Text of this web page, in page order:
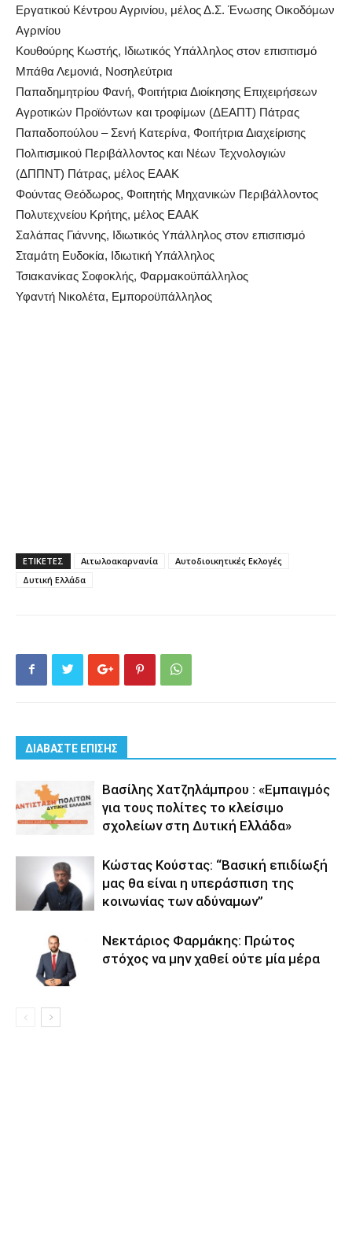
Εργατικού Κέντρου Αγρινίου, μέλος Δ.Σ. Ένωσης Οικοδόμων
Αγρινίου
Κουθούρης Κωστής, Ιδιωτικός Υπάλληλος στον επισιτισμό
Μπάθα Λεμονιά, Νοσηλεύτρια
Παπαδημητρίου Φανή, Φοιτήτρια Διοίκησης Επιχειρήσεων
Αγροτικών Προϊόντων και τροφίμων (ΔΕΑΠΤ) Πάτρας
Παπαδοπούλου – Σενή Κατερίνα, Φοιτήτρια Διαχείρισης
Πολιτισμικού Περιβάλλοντος και Νέων Τεχνολογιών
(ΔΠΠΝΤ) Πάτρας, μέλος ΕΑΑΚ
Φούντας Θεόδωρος, Φοιτητής Μηχανικών Περιβάλλοντος
Πολυτεχνείου Κρήτης, μέλος ΕΑΑΚ
Σαλάπας Γιάννης, Ιδιωτικός Υπάλληλος στον επισιτισμό
Σταμάτη Ευδοκία, Ιδιωτική Υπάλληλος
Τσιακανίκας Σοφοκλής, Φαρμακοϋπάλληλος
Υφαντή Νικολέτα, Εμποροϋπάλληλος
ΕΤΙΚΕΤΕΣ Αιτωλοακαρνανία
Αυτοδιοικητικές Εκλογές
Δυτική Ελλάδα
ΔΙΑΒΑΣΤΕ ΕΠΙΣΗΣ
Βασίλης Χατζηλάμπρου : «Εμπαιγμός
για τους πολίτες το κλείσιμο
σχολείων στη Δυτική Ελλάδα»
Κώστας Κούστας: “Βασική επιδίωξή
μας θα είναι η υπεράσπιση της
κοινωνίας των αδύναμων”
Νεκτάριος Φαρμάκης: Πρώτος
στόχος να μην χαθεί ούτε μία μέρα